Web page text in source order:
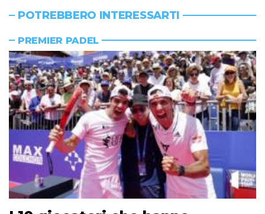
POTREBBERO INTERESSARTI
PREMIER PADEL